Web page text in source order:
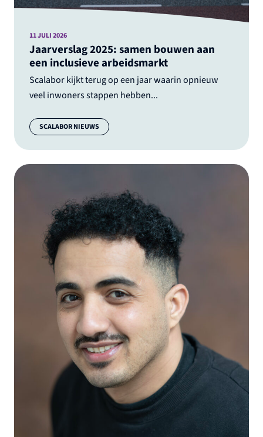
Jaarverslag 2025: samen bouwen aan
een inclusieve arbeidsmarkt
Scalabor kijkt terug op een jaar waarin opnieuw
veel inwoners stappen hebben...
11 JULI 2026
Categorie:
SCALABOR NIEUWS